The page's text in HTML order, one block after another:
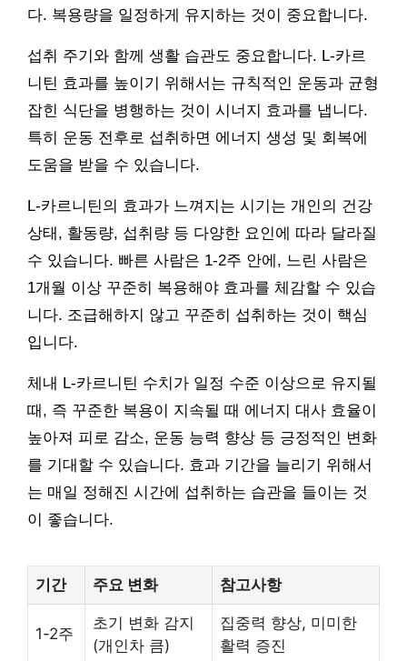
다. 복용량을 일정하게 유지하는 것이 중요합니다.
섭취 주기와 함께 생활 습관도 중요합니다. L-카르
니틴 효과를 높이기 위해서는 규칙적인 운동과 균형
잡힌 식단을 병행하는 것이 시너지 효과를 냅니다.
특히 운동 전후로 섭취하면 에너지 생성 및 회복에
도움을 받을 수 있습니다.
L-카르니틴의 효과가 느껴지는 시기는 개인의 건강
상태, 활동량, 섭취량 등 다양한 요인에 따라 달라질
수 있습니다. 빠른 사람은 1-2주 안에, 느린 사람은
1개월 이상 꾸준히 복용해야 효과를 체감할 수 있습
니다. 조급해하지 않고 꾸준히 섭취하는 것이 핵심
입니다.
체내 L-카르니틴 수치가 일정 수준 이상으로 유지될
때, 즉 꾸준한 복용이 지속될 때 에너지 대사 효율이
높아져 피로 감소, 운동 능력 향상 등 긍정적인 변화
를 기대할 수 있습니다. 효과 기간을 늘리기 위해서
는 매일 정해진 시간에 섭취하는 습관을 들이는 것
이 좋습니다.
기간 주요 변화 참고사항
1-2주
초기 변화 감지
(개인차 큼)
집중력 향상, 미미한
활력 증진